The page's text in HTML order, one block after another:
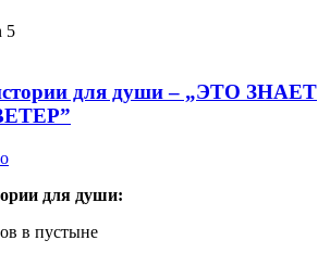
5
для души – „ЭТО ЗНАЕТ
для души:
в пустыне